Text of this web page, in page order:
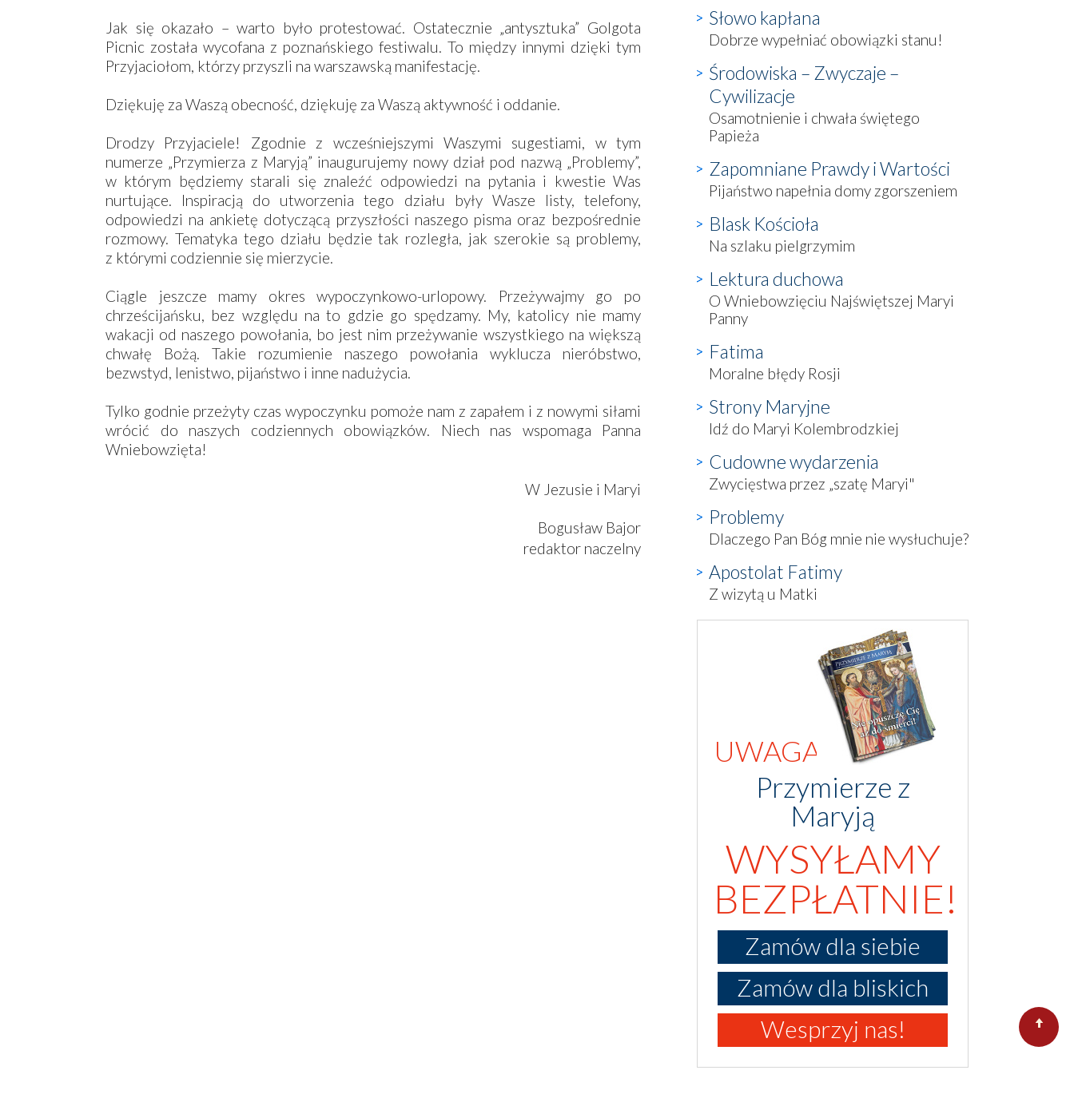
Jak się okazało – warto było protestować. Ostatecznie „antysztuka” Golgota
Picnic została wycofana z poznańskiego festiwalu. To między innymi dzięki tym
Przyjaciołom, którzy przyszli na warszawską manifestację.
Dziękuję za Waszą obecność, dziękuję za Waszą aktywność i oddanie.
Drodzy Przyjaciele! Zgodnie z wcześniejszymi Waszymi sugestiami, w tym
numerze „Przymierza z Maryją” inaugurujemy nowy dział pod nazwą „Problemy”,
w którym będziemy starali się znaleźć odpowiedzi na pytania i kwestie Was
nurtujące. Inspiracją do utworzenia tego działu były Wasze listy, telefony,
odpowiedzi na ankietę dotyczącą przyszłości naszego pisma oraz bezpośrednie
rozmowy. Tematyka tego działu będzie tak rozległa, jak szerokie są problemy,
z którymi codziennie się mierzycie.
Ciągle jeszcze mamy okres wypoczynkowo-urlopowy. Przeżywajmy go po
chrześcijańsku, bez względu na to gdzie go spędzamy. My, katolicy nie mamy
wakacji od naszego powołania, bo jest nim przeżywanie wszystkiego na większą
chwałę Bożą. Takie rozumienie naszego powołania wyklucza nieróbstwo,
bezwstyd, lenistwo, pijaństwo i inne nadużycia.
Tylko godnie przeżyty czas wypoczynku pomoże nam z zapałem i z nowymi siłami
wrócić do naszych codziennych obowiązków. Niech nas wspomaga Panna
Wniebowzięta!
W Jezusie i Maryi
Bogusław Bajor
redaktor naczelny
Słowo kapłana
Dobrze wypełniać obowiązki stanu!
Środowiska – Zwyczaje –
Cywilizacje
Osamotnienie i chwała świętego
Papieża
Zapomniane Prawdy i Wartości
Pijaństwo napełnia domy zgorszeniem
Blask Kościoła
Na szlaku pielgrzymim
Lektura duchowa
O Wniebowzięciu Najświętszej Maryi
Panny
Fatima
Moralne błędy Rosji
Strony Maryjne
Idź do Maryi Kolembrodzkiej
Cudowne wydarzenia
Zwycięstwa przez „szatę Maryi"
Problemy
Dlaczego Pan Bóg mnie nie wysłuchuje?
Apostolat Fatimy
Z wizytą u Matki
UWAGA!
Przymierze z
Maryją
WYSYŁAMY
BEZPŁATNIE!
Zamów dla siebie
Zamów dla bliskich
Wesprzyj nas!